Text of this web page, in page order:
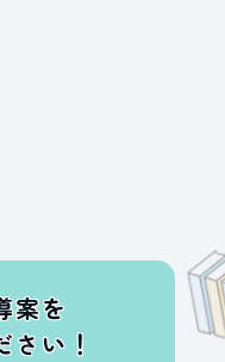
案を
さい！